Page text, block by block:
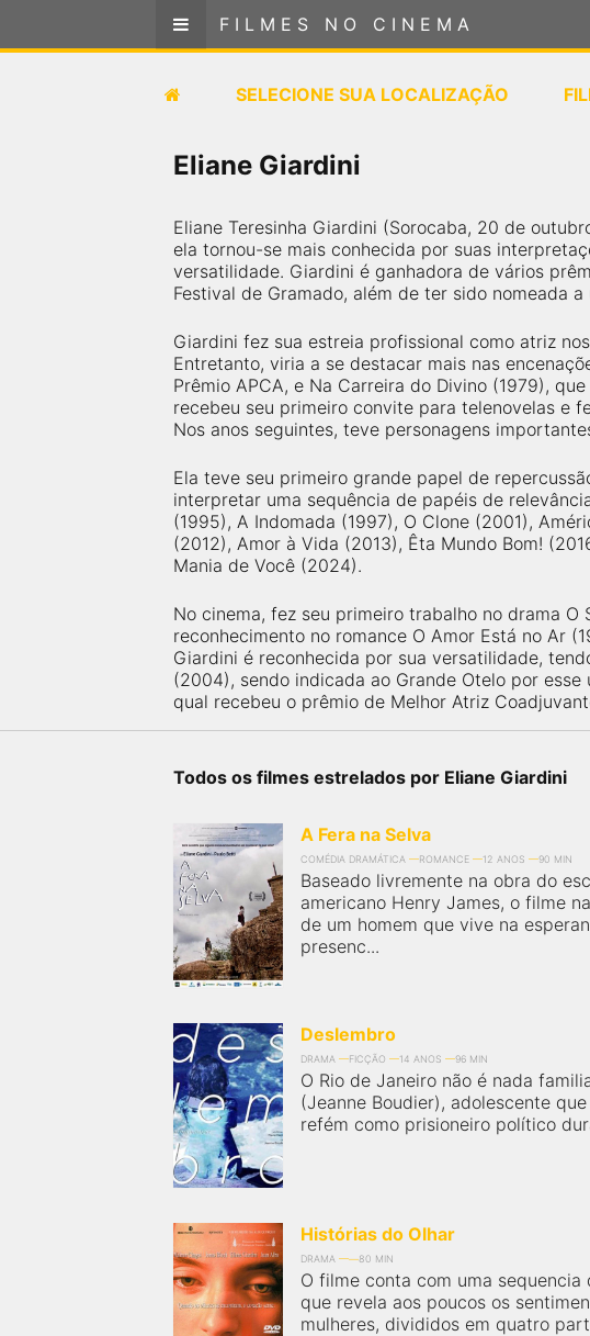
FILMES NO CINEMA
SELECIONE SUA LOCALIZAÇÃO
Eliane Giardini
Eliane Teresinha Giardini (Sorocaba, 20 de
ela tornou-se mais conhecida por suas
versatilidade. Giardini é ganhadora de vários
Festival de Gramado, além de ter sido nomeada
Giardini fez sua estreia profissional como atriz
Entretanto, viria a se destacar mais nas
Prêmio APCA, e Na Carreira do Divino (1979),
recebeu seu primeiro convite para telenovelas e
Nos anos seguintes, teve personagens
Ela teve seu primeiro grande papel de
interpretar uma sequência de papéis de
(1995), A Indomada (1997), O Clone (2001),
(2012), Amor à Vida (2013), Êta Mundo Bom!
Mania de Você (2024).
No cinema, fez seu primeiro trabalho no drama O
reconhecimento no romance O Amor Está no Ar
Giardini é reconhecida por sua versatilidade,
(2004), sendo indicada ao Grande Otelo por
qual recebeu o prêmio de Melhor Atriz
Todos os filmes estrelados por Eliane Giardini
A Fera na Selva
COMÉDIA DRAMÁTICA ROMANCE 12 ANOS 90 MIN
Baseado livremente na obra do
americano Henry James, o filme
de um homem que vive na
presenc...
Deslembro
DRAMA FICÇÃO 14 ANOS 96 MIN
O Rio de Janeiro não é nada
(Jeanne Boudier), adolescente
refém como prisioneiro político
Histórias do Olhar
DRAMA 80 MIN
O filme conta com uma sequencia
que revela aos poucos os
mulheres, divididos em quatro
FILMES NO CINEMA
SELECIONE SUA LOCALIZAÇÃO
PÁGINA INICIAL
é o maior localizador de
você pode encontrar os filmes no cinema mais
próximos a você ou a qualquer cidade em território
brasileiro. Você pode também acessar informações
sobre cinemas, horários, assistir aos trailers e muito